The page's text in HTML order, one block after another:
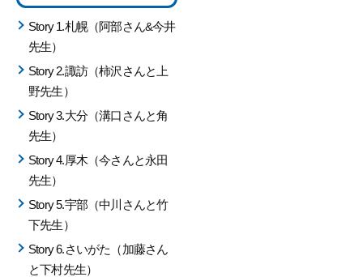
Story 1.札幌（阿部さん&今井
先生）
Story 2.諏訪（柿沢さんと上
野先生）
Story 3.大分（溝口さんと角
先生）
Story 4.厚木（今さんと永田
先生）
Story 5.宇部（中川さんと竹
下先生）
Story 6.さいがた（加藤さん
と下村先生）